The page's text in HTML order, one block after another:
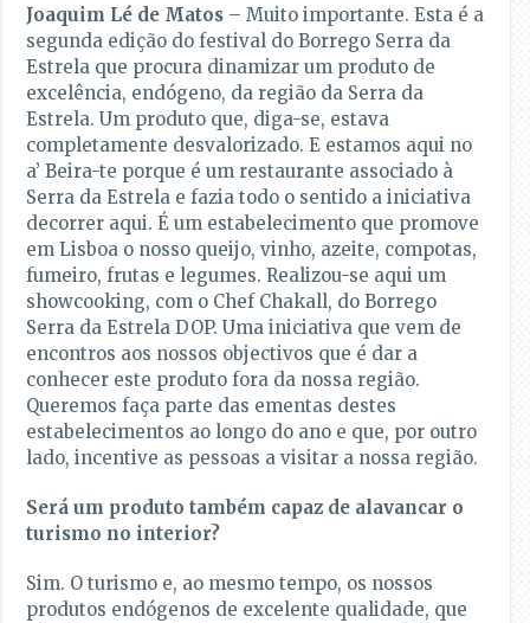
Joaquim Lé de Matos – Muito importante. Esta é a
segunda edição do festival do Borrego Serra da
Estrela que procura dinamizar um produto de
excelência, endógeno, da região da Serra da
Estrela. Um produto que, diga-se, estava
completamente desvalorizado. E estamos aqui no
a’ Beira-te porque é um restaurante associado à
Serra da Estrela e fazia todo o sentido a iniciativa
decorrer aqui. É um estabelecimento que promove
em Lisboa o nosso queijo, vinho, azeite, compotas,
fumeiro, frutas e legumes. Realizou-se aqui um
showcooking, com o Chef Chakall, do Borrego
Serra da Estrela DOP. Uma iniciativa que vem de
encontros aos nossos objectivos que é dar a
conhecer este produto fora da nossa região.
Queremos faça parte das ementas destes
estabelecimentos ao longo do ano e que, por outro
lado, incentive as pessoas a visitar a nossa região.
Será um produto também capaz de alavancar o
turismo no interior?
Sim. O turismo e, ao mesmo tempo, os nossos
produtos endógenos de excelente qualidade, que